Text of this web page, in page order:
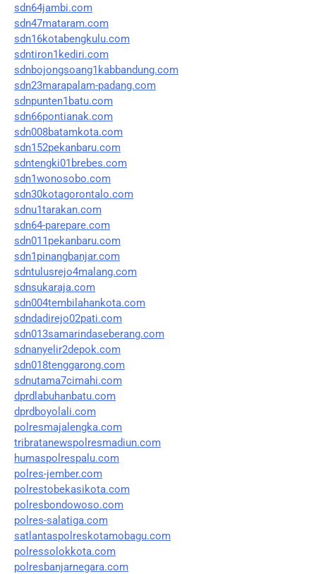
sdn64jambi.com
sdn47mataram.com
sdn16kotabengkulu.com
sdntiron1kediri.com
sdnbojongsoang1kabbandung.com
sdn23marapalam-padang.com
sdnpunten1batu.com
sdn66pontianak.com
sdn008batamkota.com
sdn152pekanbaru.com
sdntengki01brebes.com
sdn1wonosobo.com
sdn30kotagorontalo.com
sdnu1tarakan.com
sdn64-parepare.com
sdn011pekanbaru.com
sdn1pinangbanjar.com
sdntulusrejo4malang.com
sdnsukaraja.com
sdn004tembilahankota.com
sdndadirejo02pati.com
sdn013samarindaseberang.com
sdnanyelir2depok.com
sdn018tenggarong.com
sdnutama7cimahi.com
dprdlabuhanbatu.com
dprdboyolali.com
polresmajalengka.com
tribratanewspolresmadiun.com
humaspolrespalu.com
polres-jember.com
polrestobekasikota.com
polresbondowoso.com
polres-salatiga.com
satlantaspolreskotamobagu.com
polressolokkota.com
polresbanjarnegara.com